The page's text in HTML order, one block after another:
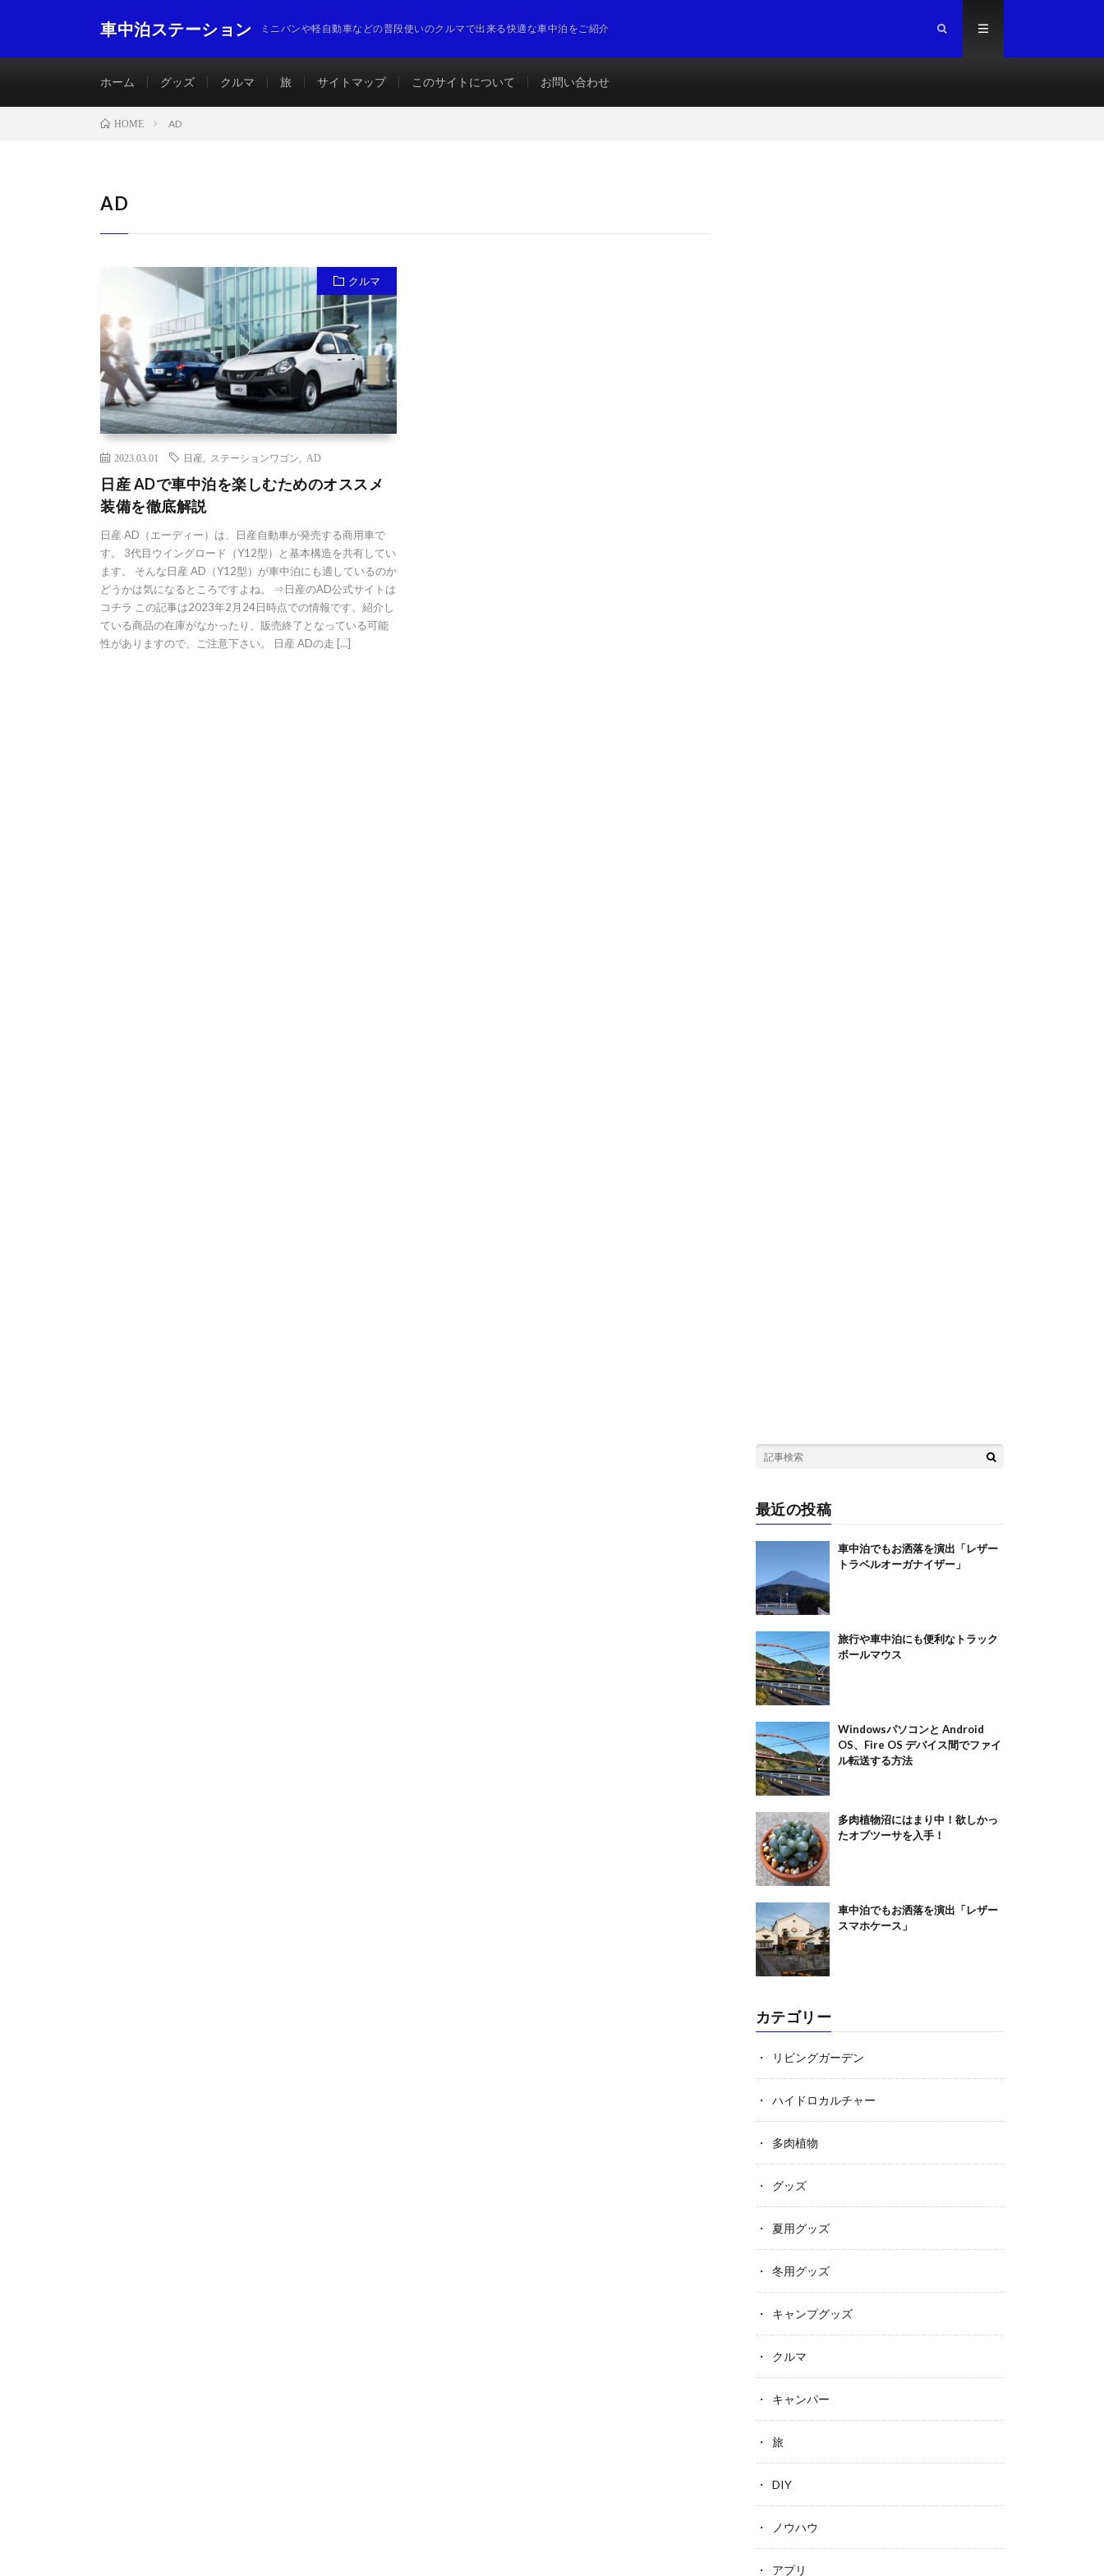
車中泊ステーション ミニバンや軽自動車などの普段使いのクルマで出来る快適な車中泊をご紹介
ホーム グッズ クルマ 旅 サイトマップ このサイトについて お問い合わせ
HOME AD
AD
クルマ
2023.03.01 日産 ステーションワゴン AD
日産 ADで車中泊を楽しむためのオススメ
装備を徹底解説
日産 AD（エーディー）は、日産自動車が発売する商用車で
す。 3代目ウイングロード（Y12型）と基本構造を共有してい
ます。 そんな日産 AD（Y12型）が車中泊にも適しているのか
どうかは気になるところですよね。 ⇒日産のAD公式サイトは
コチラ この記事は2023年2月24日時点での情報です。紹介し
ている商品の在庫がなかったり、販売終了となっている可能
性がありますので、ご注意下さい。 日産 ADの走 […]
最近の投稿
車中泊でもお洒落を演出「レザー
トラベルオーガナイザー」
旅行や車中泊にも便利なトラック
ボールマウス
Windowsパソコンと Android
OS、Fire OS デバイス間でファイ
ル転送する方法
多肉植物沼にはまり中！欲しかっ
たオブツーサを入手！
車中泊でもお洒落を演出「レザー
スマホケース」
カテゴリー
リビングガーデン
ハイドロカルチャー
多肉植物
グッズ
夏用グッズ
冬用グッズ
キャンプグッズ
クルマ
キャンパー
旅
DIY
ノウハウ
アプリ